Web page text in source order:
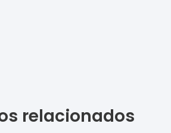
relacionados